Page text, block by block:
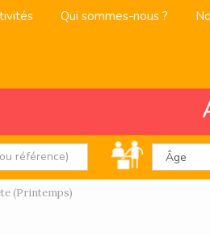
Qui sommes-nous ?
(Printemps)